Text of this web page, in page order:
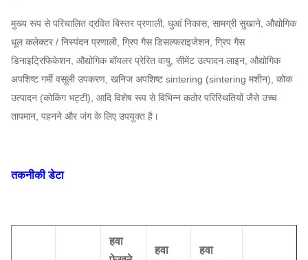
मुख्य रूप से परिचालित द्रवित बिस्तर प्रणाली, धुआं निकास, सामग्री सुखाने, औद्योगिक
धूल कलेक्टर / निस्पंदन प्रणाली, ग्रिप गैस डिसल्फराइजेशन, ग्रिप गैस
डिनाइट्रिफिकेशन, औद्योगिक बॉयलर प्रेरित वायु, सीमेंट उत्पादन लाइन, औद्योगिक
अपशिष्ट गर्मी वसूली उपकरण, खनिज अपशिष्ट sintering (sintering मशीन), कोक
उत्पादन (कोकिंग भट्टी), आदि विशेष रूप से विभिन्न कठोर परिस्थितियों जैसे उच्च
तापमान, पहनने और जंग के लिए उपयुक्त है।
तकनीकी डेटा
हवा
हवा
हवा